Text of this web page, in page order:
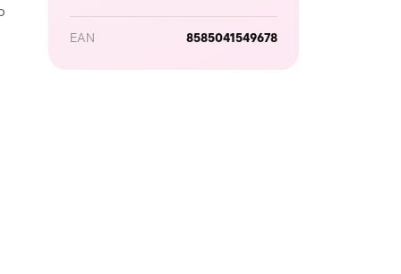
EAN 8585041549678